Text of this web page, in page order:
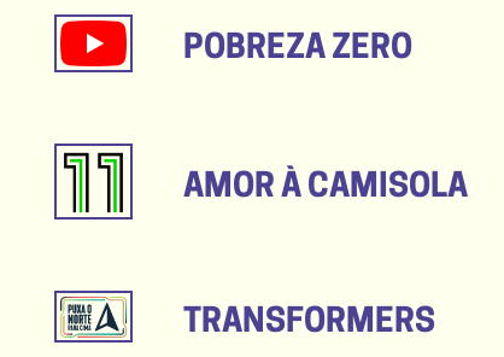
POBREZA ZERO
AMOR À CAMISOLA
TRANSFORMERS